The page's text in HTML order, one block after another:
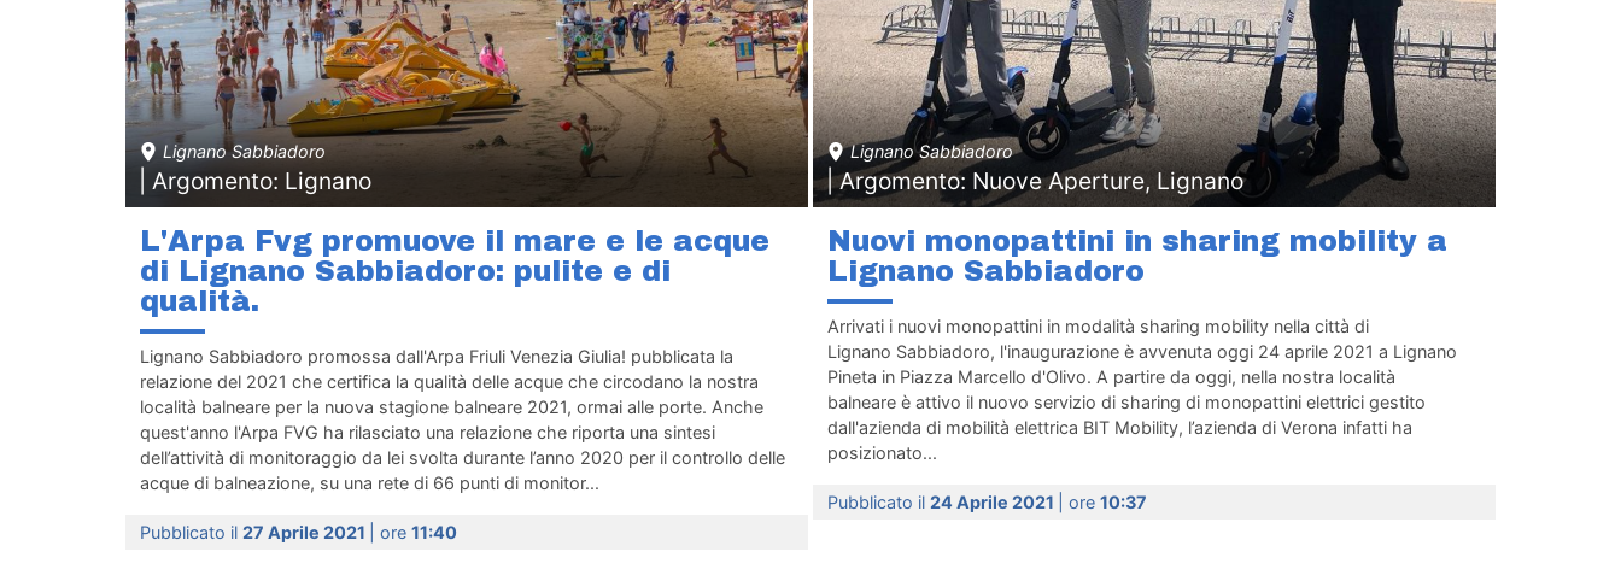
Lignano Sabbiadoro
| Argomento: Lignano
L'Arpa Fvg promuove il mare e le acque
di Lignano Sabbiadoro: pulite e di
qualità.
Lignano Sabbiadoro promossa dall'Arpa Friuli Venezia Giulia! pubblicata la
relazione del 2021 che certifica la qualità delle acque che circodano la nostra
località balneare per la nuova stagione balneare 2021, ormai alle porte. Anche
quest'anno l'Arpa FVG ha rilasciato una relazione che riporta una sintesi
dell’attività di monitoraggio da lei svolta durante l’anno 2020 per il controllo delle
acque di balneazione, su una rete di 66 punti di monitor...
Pubblicato il 27 Aprile 2021 | ore 11:40
Lignano Sabbiadoro
| Argomento: Nuove Aperture, Lignano
Nuovi monopattini in sharing mobility a
Lignano Sabbiadoro
Arrivati i nuovi monopattini in modalità sharing mobility nella città di
Lignano Sabbiadoro, l'inaugurazione è avvenuta oggi 24 aprile 2021 a Lignano
Pineta in Piazza Marcello d'Olivo. A partire da oggi, nella nostra località
balneare è attivo il nuovo servizio di sharing di monopattini elettrici gestito
dall'azienda di mobilità elettrica BIT Mobility, l’azienda di Verona infatti ha
posizionato...
Pubblicato il 24 Aprile 2021 | ore 10:37